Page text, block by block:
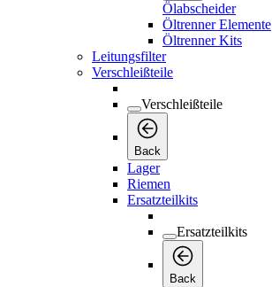
Ölabscheider
Öltrenner Elemente
Öltrenner Kits
Leitungsfilter
Verschleißteile
Verschleißteile
Back
Lager
Riemen
Ersatzteilkits
Ersatzteilkits
Back